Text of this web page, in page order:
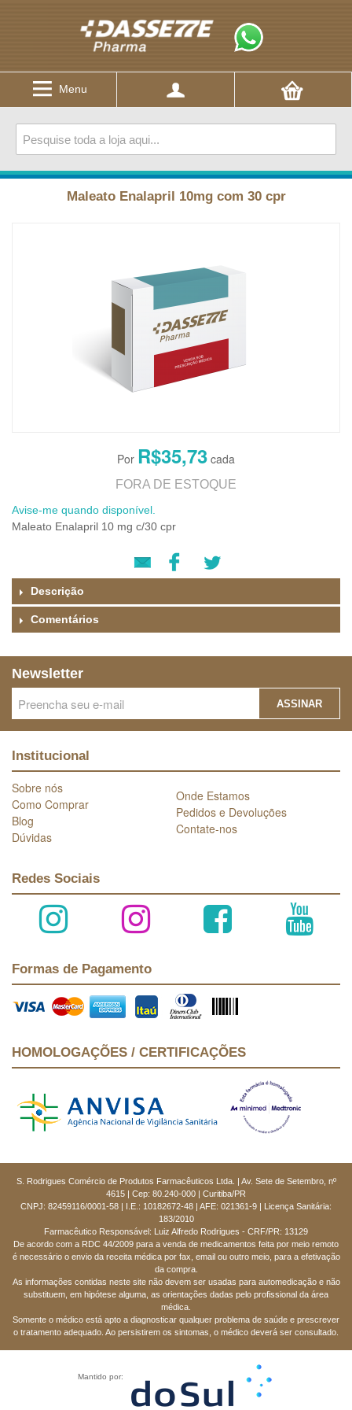
Menu
Maleato Enalapril 10mg com 30 cpr
R$35,73
FORA DE ESTOQUE
Avise-me quando disponível.
Maleato Enalapril 10 mg c/30 cpr
Descrição
Comentários
Newsletter
ASSINAR
Institucional
Sobre nós
Como Comprar
Blog
Dúvidas
Onde Estamos
Pedidos e Devoluções
Contate-nos
Redes Sociais
Formas de Pagamento
HOMOLOGAÇÕES / CERTIFICAÇÕES
S. Rodrigues Comércio de Produtos Farmacêuticos Ltda. | Av. Sete de Setembro, nº
4615 | Cep: 80.240-000 | Curitiba/PR
CNPJ: 82459116/0001-58 | I.E.: 10182672-48 | AFE: 021361-9 | Licença Sanitária:
183/2010
Farmacêutico Responsável: Luiz Alfredo Rodrigues - CRF/PR: 13129
De acordo com a RDC 44/2009 para a venda de medicamentos feita por meio remoto
é necessário o envio da receita médica por fax, email ou outro meio, para a efetivação
da compra.
As informações contidas neste site não devem ser usadas para automedicação e não
substituem, em hipótese alguma, as orientações dadas pelo profissional da área
médica.
Somente o médico está apto a diagnosticar qualquer problema de saúde e prescrever
o tratamento adequado. Ao persistirem os sintomas, o médico deverá ser consultado.
Mantido por: